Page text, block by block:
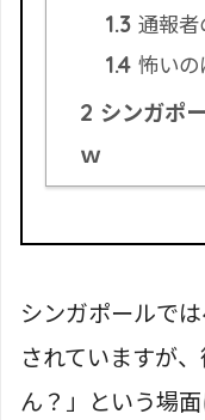
1.3 通報者
1.4 怖いの
2 シンガポ
ｗ
シンガポールで
されていますが
ん？」という場